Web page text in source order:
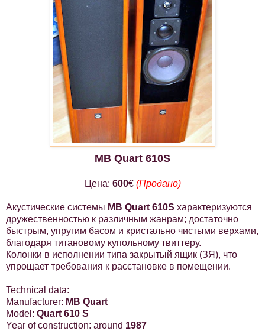
MB Quart 610S
Цена: 600€ (Продано)
Акустические системы MB Quart 610S характеризуются
дружественностью к различным жанрам; достаточно
быстрым, упругим басом и кристально чистыми верхами,
благодаря титановому купольному твиттеру.
Колонки в исполнении типа закрытый ящик (ЗЯ), что
упрощает требования к расстановке в помещении.
Technical data:
Manufacturer: MB Quart
Model: Quart 610 S
Year of construction: around 1987